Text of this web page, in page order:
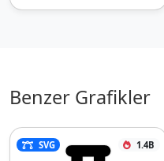
Benzer Grafikler
SVG 1.4B